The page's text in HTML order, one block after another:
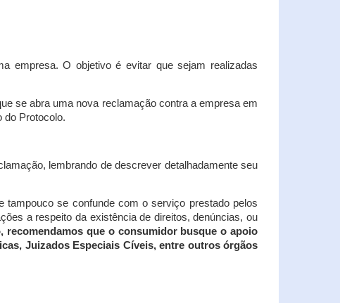
empresa. O objetivo é evitar que sejam realizadas
se abra uma nova reclamação contra a empresa em
do Protocolo.
lembrando de descrever detalhadamente seu
tampouco se confunde com o serviço prestado pelos
a respeito da existência de direitos, denúncias, ou
que o consumidor busque o apoio
Juizados Especiais Cíveis, entre outros órgãos